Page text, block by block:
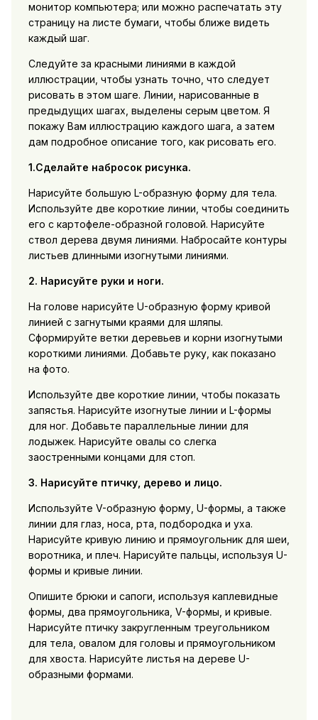
монитор компьютера; или можно распечатать эту
страницу на листе бумаги, чтобы ближе видеть
каждый шаг.
Следуйте за красными линиями в каждой
иллюстрации, чтобы узнать точно, что следует
рисовать в этом шаге. Линии, нарисованные в
предыдущих шагах, выделены серым цветом. Я
покажу Вам иллюстрацию каждого шага, а затем
дам подробное описание того, как рисовать его.
1.Сделайте набросок рисунка.
Нарисуйте большую L-образную форму для тела.
Используйте две короткие линии, чтобы соединить
его с картофеле-образной головой. Нарисуйте
ствол дерева двумя линиями. Набросайте контуры
листьев длинными изогнутыми линиями.
2. Нарисуйте руки и ноги.
На голове нарисуйте U-образную форму кривой
линией с загнутыми краями для шляпы.
Сформируйте ветки деревьев и корни изогнутыми
короткими линиями. Добавьте руку, как показано
на фото.
Используйте две короткие линии, чтобы показать
запястья. Нарисуйте изогнутые линии и L-формы
для ног. Добавьте параллельные линии для
лодыжек. Нарисуйте овалы со слегка
заостренными концами для стоп.
3. Нарисуйте птичку, дерево и лицо.
Используйте V-образную форму, U-формы, а также
линии для глаз, носа, рта, подбородка и уха.
Нарисуйте кривую линию и прямоугольник для шеи,
воротника, и плеч. Нарисуйте пальцы, используя U-
формы и кривые линии.
Опишите брюки и сапоги, используя каплевидные
формы, два прямоугольника, V-формы, и кривые.
Нарисуйте птичку закругленным треугольником
для тела, овалом для головы и прямоугольником
для хвоста. Нарисуйте листья на дереве U-
образными формами.